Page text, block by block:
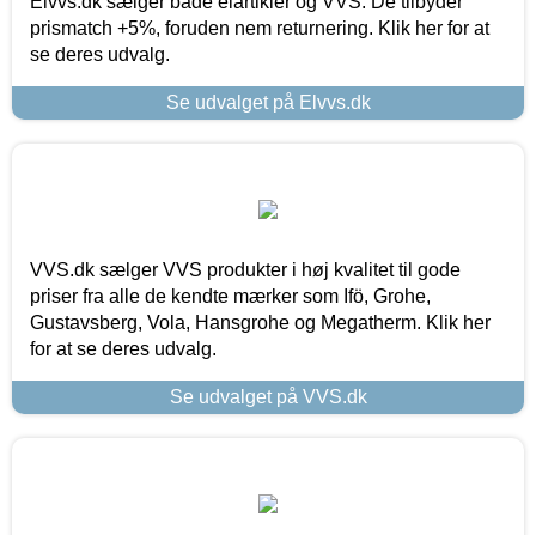
prismatch +5%, foruden nem returnering. Klik her for at
se deres udvalg.
Se udvalget på Elvvs.dk
VVS.dk sælger VVS produkter i høj kvalitet til gode
priser fra alle de kendte mærker som Ifö, Grohe,
Gustavsberg, Vola, Hansgrohe og Megatherm. Klik her
for at se deres udvalg.
Se udvalget på VVS.dk